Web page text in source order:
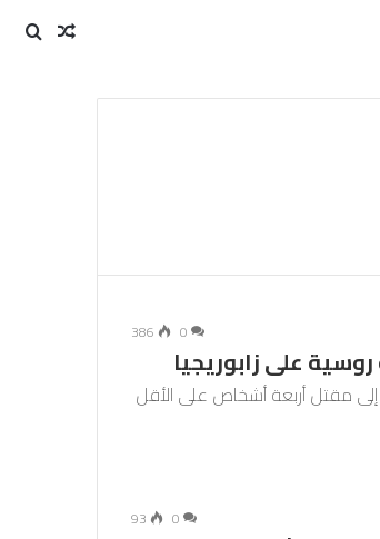
مقال
0
386
على زابوريجيا
مقتل أربعة أشخاص على الأقل
0
93